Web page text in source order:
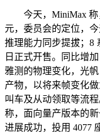
今天，MiniMax 称
元，委员会的定位，
推理能力同步提拔；8
日正式开售。同比增
雅测的物理变化，光
产物，以将来帧变化
叫车及从动领取等流
称，面向量产版本的
进展成功，投用 4077